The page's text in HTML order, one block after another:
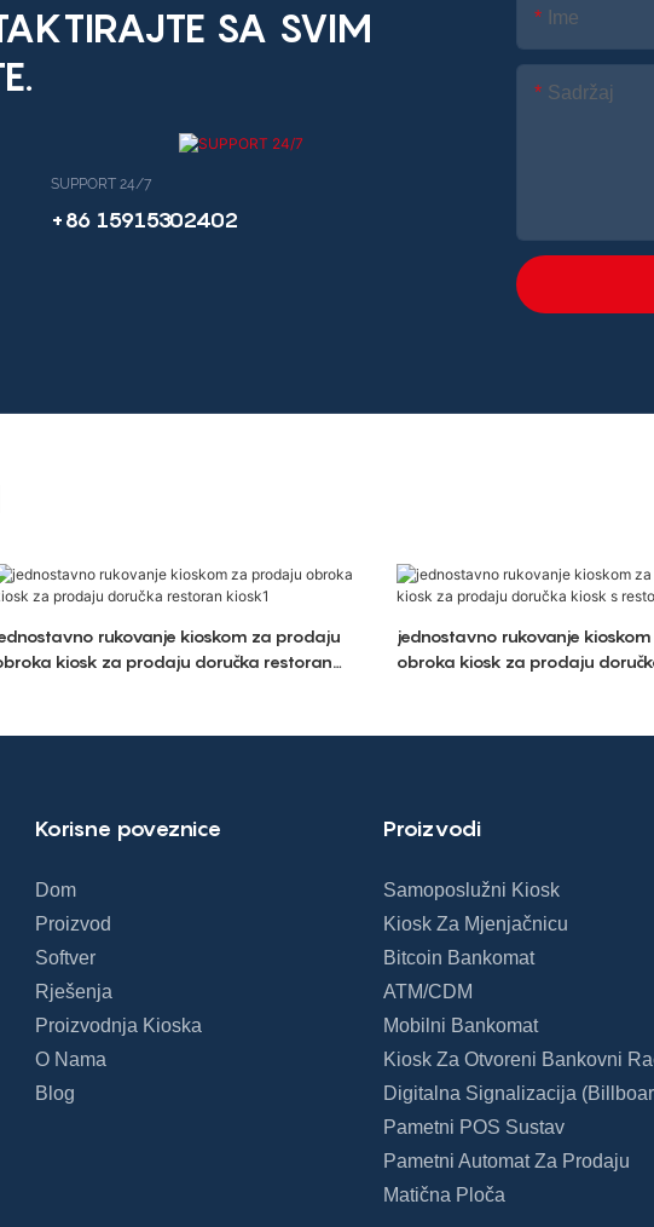
SA SVIM
SUPPORT 24/7
+86 15915302402
Ime
Sadržaj
rukovanje kioskom za prodaju
kiosk za prodaju doručka restoran
jednostavno rukovanje
obroka kiosk za prodaju
Korisne poveznice
Dom
Proizvod
Softver
Rješenja
Proizvodnja Kioska
O Nama
Blog
Proizvodi
Samoposlužni Kiosk
Kiosk Za Mjenjačnicu
Bitcoin Bankomat
ATM/CDM
Mobilni Bankomat
Kiosk Za Otvoreni Bankovni
Digitalna Signalizacija
Pametni POS Sustav
Pametni Automat Za Prodaju
Matična Ploča